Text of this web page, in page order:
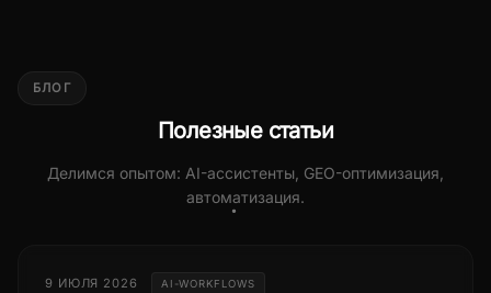
БЛОГ
Полезные статьи
Делимся опытом: AI-ассистенты, GEO-оптимизация,
автоматизация.
9 ИЮЛЯ 2026 AI-WORKFLOWS